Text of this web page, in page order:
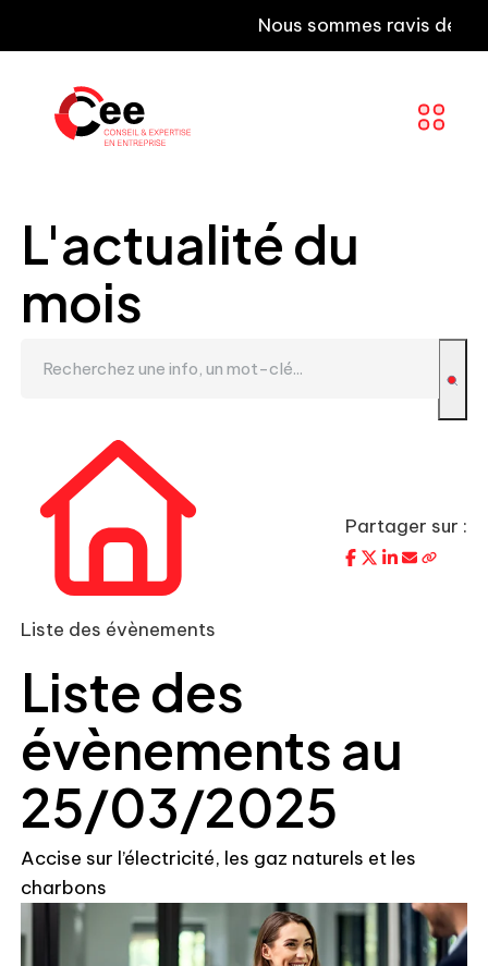
Nous sommes ravis de
L'actualité du
mois
Liste des évènements
Partager sur :
Liste des
évènements au
25/03/2025
Accise sur l’électricité, les gaz naturels et les
charbons